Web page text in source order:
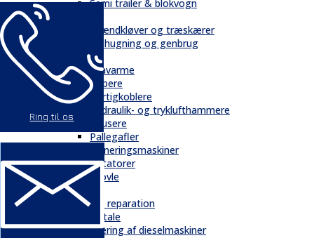
Ring til os
Semi trailer & blokvogn
Skovbrug
Brændkløver og træskærer
Flishugning og genbrug
Tilbehør
Gravarme
Gribere
Hurtigkoblere
Hydraulik- og tryklufthammere
Knusere
Pallegafler
Planeringsmaskiner
Rotatorer
Skovle
Service
Service & reparation
Serviceaftale
Elektrificering af dieselmaskiner